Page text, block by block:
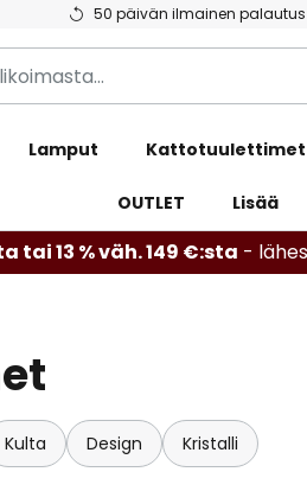
50 päivän ilmainen palautus
Lamput Kattotuulettimet
OUTLET Lisää
tai 13 % väh. 149 €:sta -
Kulta Design Kristalli